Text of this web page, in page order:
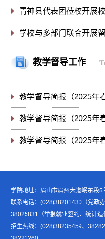
青神县代表团莅校开展
教学督导工作
教学督导简报（2025年
教学督导简报（2025年
教学督导简报（2025年
学院地址：眉山市眉州大道岷东段
联系电话：(028)38201430（党政
38025831（举报就业签约、统计造
招生热线：(028)38235459、